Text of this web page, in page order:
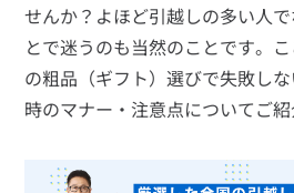
せんか？よほど引越しの多い人
とで迷うのも当然のことです。
の粗品（ギフト）選びで失敗し
時のマナー・注意点についてご紹